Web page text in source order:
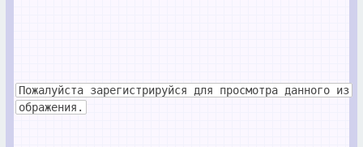
Пожалуйста зарегистрируйся для просмотра данного из
ображения.